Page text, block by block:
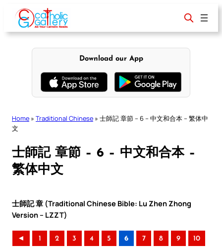
content
Download our App
Home » Traditional Chinese » 士師記 章節 – 6 – 中文和合本 – 繁体中
文
士師記 章節 – 6 – 中文和合本 –
繁体中文
士師記 章 (Traditional Chinese Bible: Lu Zhen Zhong
Version – LZZT)
◄ 1 2 3 4 5 6 7 8 9 10